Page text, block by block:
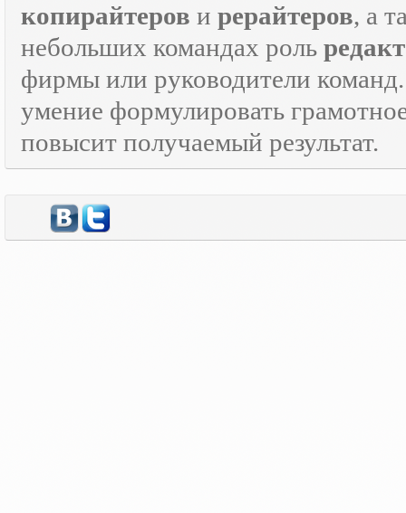
копирайтеров и рерайтеров, а
небольших командах роль
фирмы или руководители
умение формулировать
повысит получаемый результат.